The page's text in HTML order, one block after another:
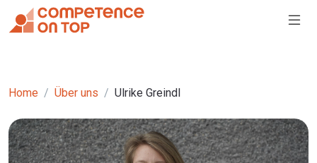
Home Über uns Ulrike Greindl